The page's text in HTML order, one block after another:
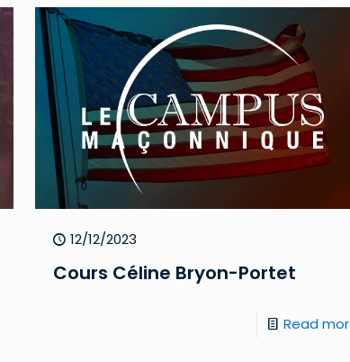
12/12/2023
Cours Céline Bryon-Portet
Read